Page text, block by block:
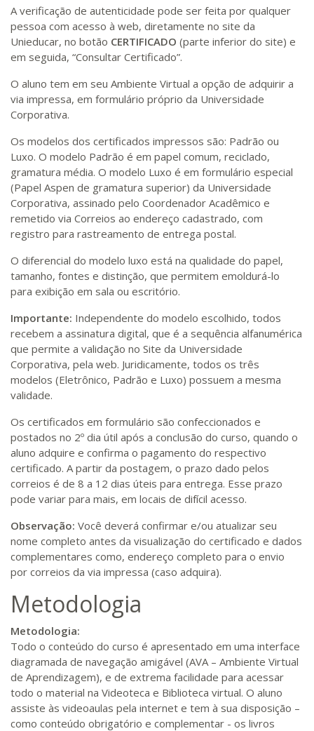
A verificação de autenticidade pode ser feita por qualquer
pessoa com acesso à web, diretamente no site da
Unieducar, no botão CERTIFICADO (parte inferior do site) e
em seguida, “Consultar Certificado”.
O aluno tem em seu Ambiente Virtual a opção de adquirir a
via impressa, em formulário próprio da Universidade
Corporativa.
Os modelos dos certificados impressos são: Padrão ou
Luxo. O modelo Padrão é em papel comum, reciclado,
gramatura média. O modelo Luxo é em formulário especial
(Papel Aspen de gramatura superior) da Universidade
Corporativa, assinado pelo Coordenador Acadêmico e
remetido via Correios ao endereço cadastrado, com
registro para rastreamento de entrega postal.
O diferencial do modelo luxo está na qualidade do papel,
tamanho, fontes e distinção, que permitem emoldurá-lo
para exibição em sala ou escritório.
Importante: Independente do modelo escolhido, todos
recebem a assinatura digital, que é a sequência alfanumérica
que permite a validação no Site da Universidade
Corporativa, pela web. Juridicamente, todos os três
modelos (Eletrônico, Padrão e Luxo) possuem a mesma
validade.
Os certificados em formulário são confeccionados e
postados no 2º dia útil após a conclusão do curso, quando o
aluno adquire e confirma o pagamento do respectivo
certificado. A partir da postagem, o prazo dado pelos
correios é de 8 a 12 dias úteis para entrega. Esse prazo
pode variar para mais, em locais de difícil acesso.
Observação: Você deverá confirmar e/ou atualizar seu
nome completo antes da visualização do certificado e dados
complementares como, endereço completo para o envio
por correios da via impressa (caso adquira).
Metodologia
Metodologia:
Todo o conteúdo do curso é apresentado em uma interface
diagramada de navegação amigável (AVA – Ambiente Virtual
de Aprendizagem), e de extrema facilidade para acessar
todo o material na Videoteca e Biblioteca virtual. O aluno
assiste às videoaulas pela internet e tem à sua disposição –
como conteúdo obrigatório e complementar - os livros